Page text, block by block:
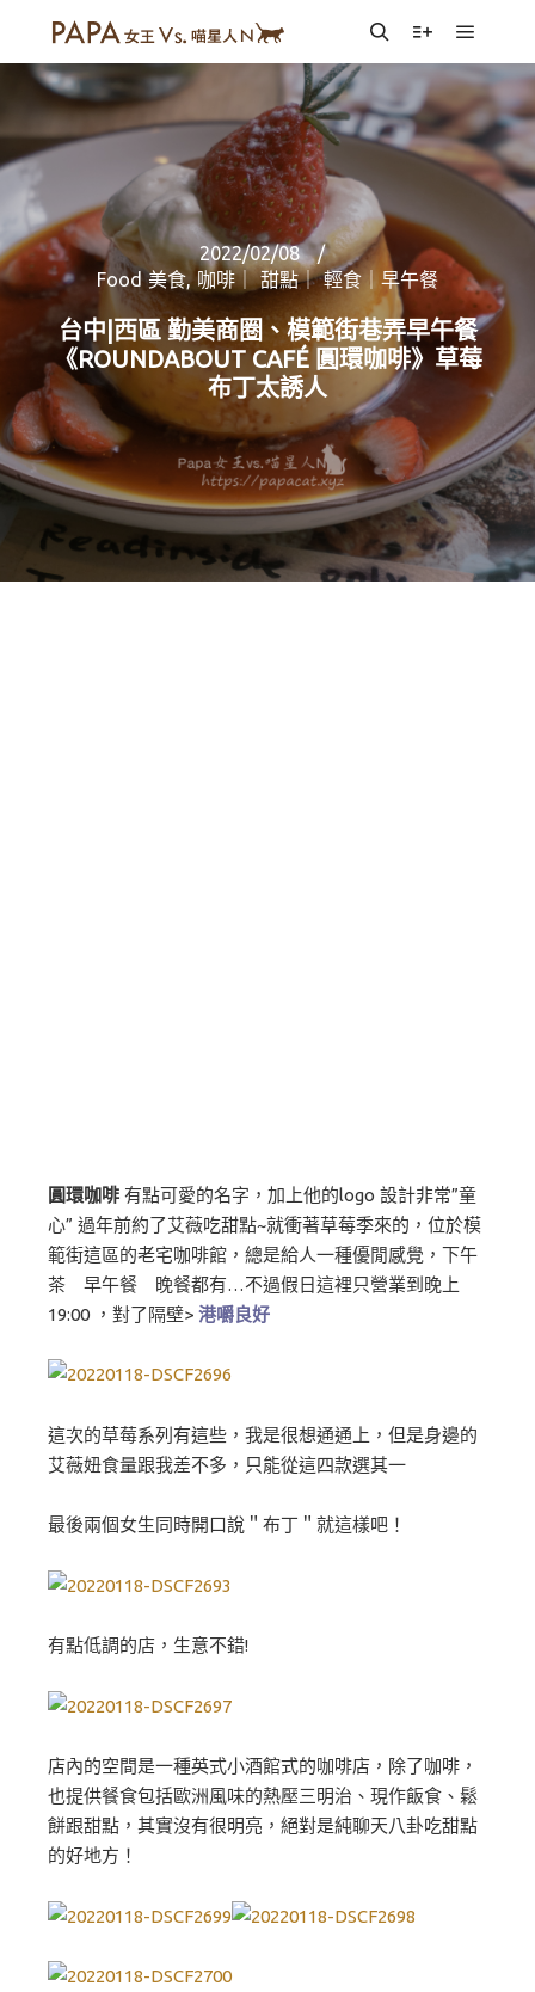
SearchMore info
Main
2022/02/08
Food 美食, 咖啡｜ 甜點｜ 輕食｜早午餐
台中|西區 勤美商圈、模範街巷弄早午餐
《ROUNDABOUT CAFÉ 圓環咖啡》草莓
布丁太誘人
圓環咖啡 有點可愛的名字，加上他的logo 設計非常”童
心” 過年前約了艾薇吃甜點~就衝著草莓季來的，位於模
範街這區的老宅咖啡館，總是給人一種優閒感覺，下午
茶 早午餐 晚餐都有…不過假日這裡只營業到晚上
19:00 ，對了隔壁> 港嚼良好
這次的草莓系列有這些，我是很想通通上，但是身邊的
艾薇妞食量跟我差不多，只能從這四款選其一
最後兩個女生同時開口說＂布丁＂就這樣吧！
有點低調的店，生意不錯!
店內的空間是一種英式小酒館式的咖啡店，除了咖啡，
也提供餐食包括歐洲風味的熱壓三明治、現作飯食、鬆
餅跟甜點，其實沒有很明亮，絕對是純聊天八卦吃甜點
的好地方！